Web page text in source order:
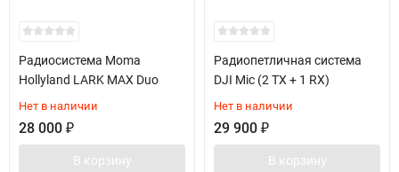
Радиосистема Moma
Hollyland LARK MAX Duo
Нет в наличии
28 000 ₽
В корзину
Радиопетличная система
DJI Mic (2 TX + 1 RX)
Нет в наличии
29 900 ₽
В корзину